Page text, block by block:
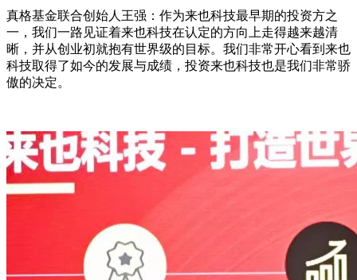
真格基金联合创始人王强：作为来也科技最早期的投资方之
一，我们一路见证着来也科技在认定的方向上走得越来越清
晰，并从创业初就抱有世界级的目标。我们非常开心看到来也
科技取得了如今的发展与成绩，投资来也科技也是我们非常骄
傲的决定。